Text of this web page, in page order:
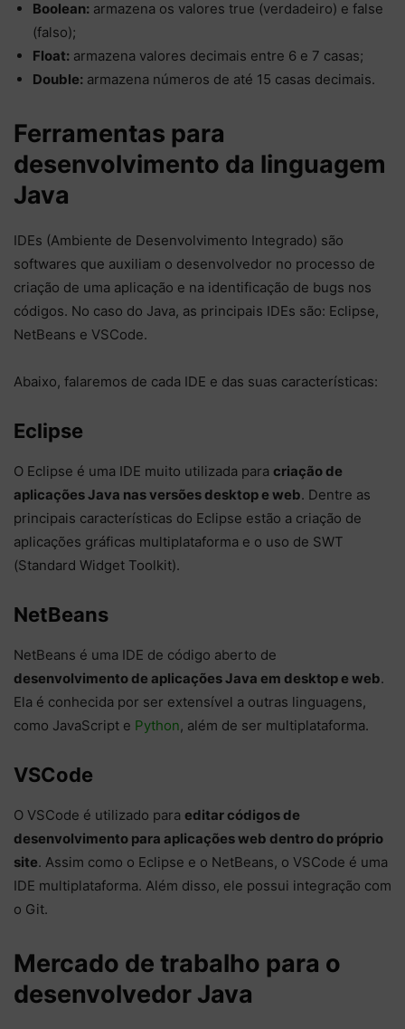
Boolean: armazena os valores true (verdadeiro) e false
(falso);
Float: armazena valores decimais entre 6 e 7 casas;
Double: armazena números de até 15 casas decimais.
Ferramentas para
desenvolvimento da linguagem
Java
IDEs (Ambiente de Desenvolvimento Integrado) são
softwares que auxiliam o desenvolvedor no processo de
criação de uma aplicação e na identificação de bugs nos
códigos. No caso do Java, as principais IDEs são: Eclipse,
NetBeans e VSCode.
Abaixo, falaremos de cada IDE e das suas características:
Eclipse
O Eclipse é uma IDE muito utilizada para criação de
aplicações Java nas versões desktop e web. Dentre as
principais características do Eclipse estão a criação de
aplicações gráficas multiplataforma e o uso de SWT
(Standard Widget Toolkit).
NetBeans
NetBeans é uma IDE de código aberto de
desenvolvimento de aplicações Java em desktop e web.
Ela é conhecida por ser extensível a outras linguagens,
como JavaScript e Python, além de ser multiplataforma.
VSCode
O VSCode é utilizado para editar códigos de
desenvolvimento para aplicações web dentro do próprio
site. Assim como o Eclipse e o NetBeans, o VSCode é uma
IDE multiplataforma. Além disso, ele possui integração com
o Git.
Mercado de trabalho para o
desenvolvedor Java